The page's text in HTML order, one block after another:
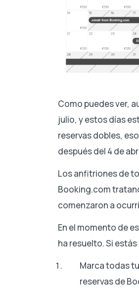
Como puedes ver,
julio, y estos días
reservas dobles,
después del 4 de
Los anfitriones de
Booking.com
comenzaron a
En el momento de
ha resuelto. Si
Marca todas
reservas de